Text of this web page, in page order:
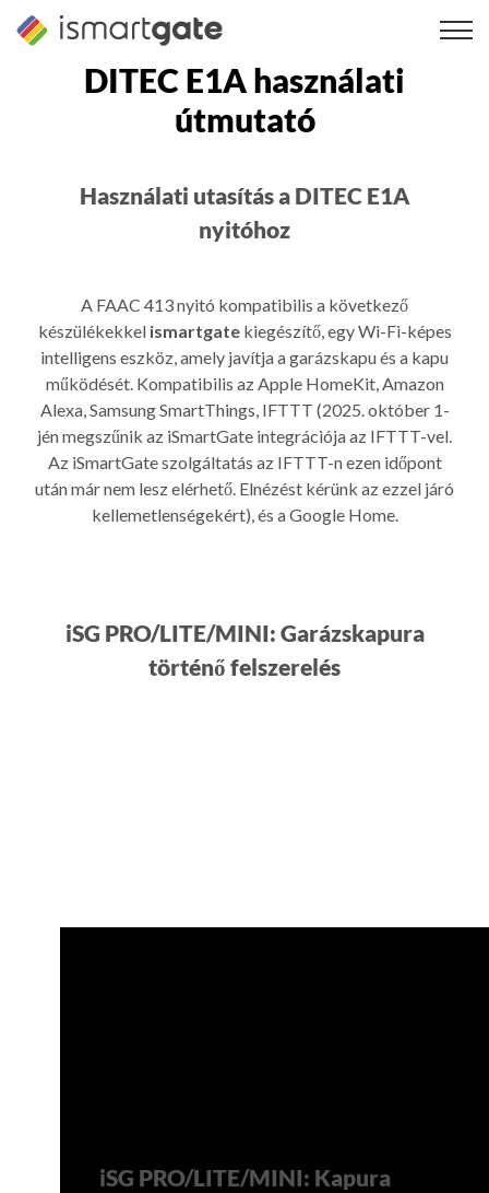
Ugrás
DITEC E1A használati
útmutató
Használati utasítás a DITEC E1A
nyitóhoz
A FAAC 413 nyitó kompatibilis a következő
készülékekkel ismartgatekiegészítő, egy Wi-Fi-képes
intelligens eszköz, amely javítja a garázskapu és a kapu
működését. Kompatibilis az Apple HomeKit, Amazon
Alexa, Samsung SmartThings, IFTTT (2025. október 1-
jén megszűnik az iSmartGate integrációja az IFTTT-vel.
Az iSmartGate szolgáltatás az IFTTT-n ezen időpont
után már nem lesz elérhető. Elnézést kérünk az ezzel járó
kellemetlenségekért), és a Google Home.
iSG PRO/LITE/MINI: Garázskapura
történő felszerelés
iSG PRO/LITE/MINI: Kapura